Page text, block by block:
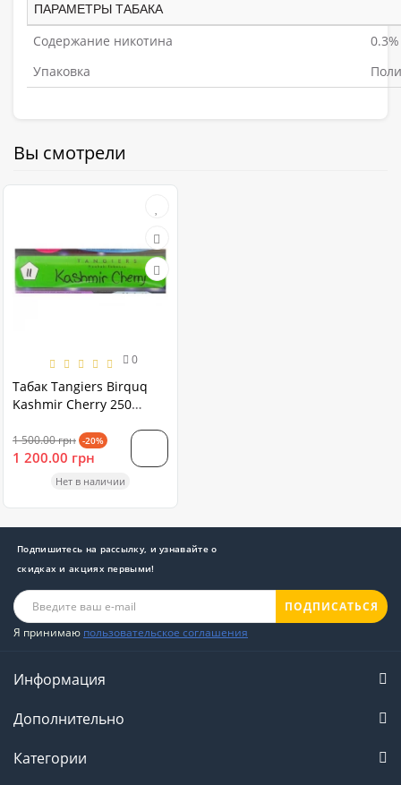
ПАРАМЕТРЫ ТАБАКА
Содержание никотина
0.3%
Упаковка
Вы смотрели
0
Табак Tangiers Birquq
Kashmir Cherry 250
1 500.00 грн -20%
1 200.00 грн
Нет в наличии
Подпишитесь на рассылку, и узнавайте о
скидках и акциях первыми!
ПОДПИСАТЬСЯ
Я принимаю пользовательское соглашения
Информация
Дополнительно
Категории